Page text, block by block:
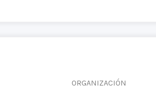
ORGANIZACIÓN